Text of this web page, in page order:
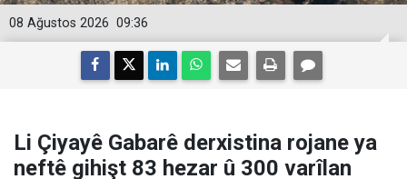
09:36
08 Ağustos 2026
Li Çiyayê Gabarê derxistina rojane ya
neftê gihişt 83 hezar û 300 varîlan